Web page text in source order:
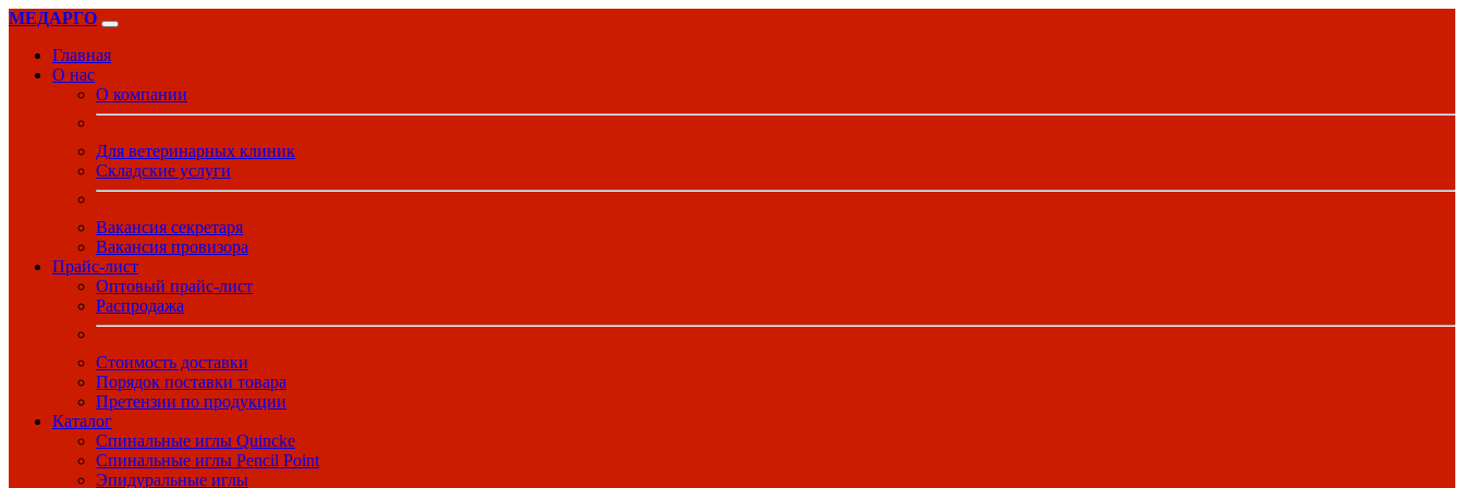
МЕДАРГО
Главная
О нас
О компании
Для ветеринарных клиник
Складские услуги
Вакансия секретаря
Вакансия провизора
Прайс-лист
Оптовый прайс-лист
Распродажа
Стоимость доставки
Порядок поставки товара
Претензии по продукции
Каталог
Спинальные иглы Quincke
Спинальные иглы Pencil Point
Эпидуральные иглы